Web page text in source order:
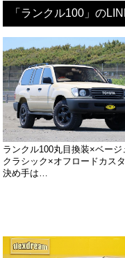
「ランクル100」の
ランクル100丸目換装×ベージ
クラシック×オフロードカスタ
決め手は…